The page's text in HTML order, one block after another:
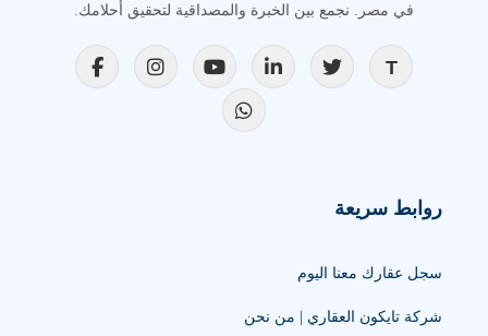
في مصر. نجمع بين الخبرة والمصداقية لتحقيق أحلامك.
روابط سريعة
سجل عقارك معنا اليوم
شركة تايكون العقاري | من نحن